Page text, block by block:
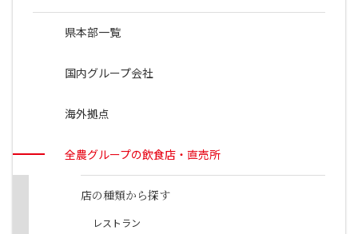
県本部一覧
国内グループ会社
海外拠点
全農グループの飲食店・直売所
店の種類から探す
レストラン